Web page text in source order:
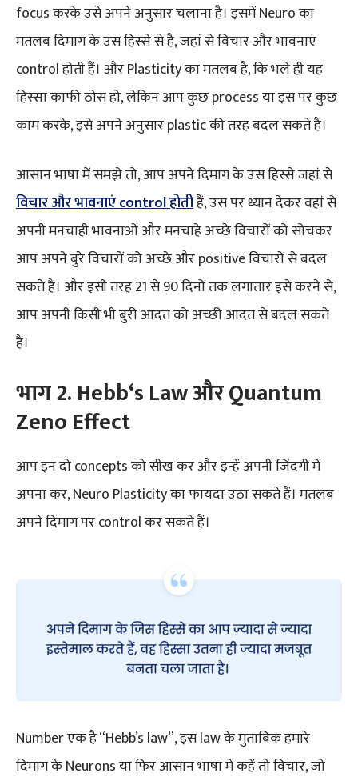
focus करके उसे अपने अनुसार चलाना है। इसमें Neuro का
मतलब दिमाग के उस हिस्से से है, जहां से विचार और भावनाएं
control होती हैं। और Plasticity का मतलब है, कि भले ही यह
हिस्सा काफी ठोस हो, लेकिन आप कुछ process या इस पर कुछ
काम करके, इसे अपने अनुसार plastic की तरह बदल सकते हैं।
आसान भाषा में समझे तो, आप अपने दिमाग के उस हिस्से जहां से
विचार और भावनाएं control होतीहैं, उस पर ध्यान देकर वहां से
अपनी मनचाही भावनाओं और मनचाहे अच्छे विचारों को सोचकर
आप अपने बुरे विचारों को अच्छे और positive विचारों से बदल
सकते हैं। और इसी तरह 21 से 90 दिनों तक लगातार इसे करने से,
आप अपनी किसी भी बुरी आदत को अच्छी आदत से बदल सकते
हैं।
भाग2.Hebb‘sLawऔरQuantum
Zeno Effect
आप इन दो concepts को सीख कर और इन्हें अपनी जिंदगी में
अपना कर, Neuro Plasticity का फायदा उठा सकते हैं। मतलब
अपने दिमाग पर control कर सकते हैं।
Number एक है “Hebb’s law”, इस law के मुताबिक हमारे
दिमाग के Neurons या फिर आसान भाषा में कहें तो विचार, जो